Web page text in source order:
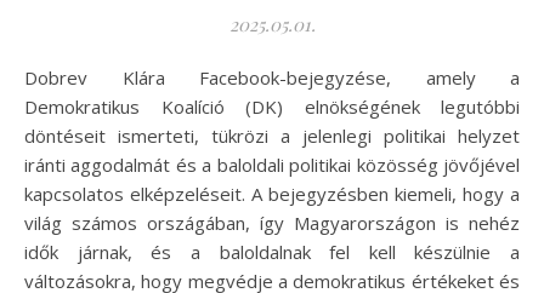
2025.05.01.
Dobrev Klára Facebook-bejegyzése, amely a
Demokratikus Koalíció (DK) elnökségének legutóbbi
döntéseit ismerteti, tükrözi a jelenlegi politikai helyzet
iránti aggodalmát és a baloldali politikai közösség jövőjével
kapcsolatos elképzeléseit. A bejegyzésben kiemeli, hogy a
világ számos országában, így Magyarországon is nehéz
idők járnak, és a baloldalnak fel kell készülnie a
változásokra, hogy megvédje a demokratikus értékeket és